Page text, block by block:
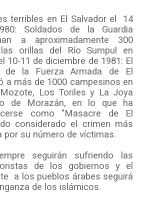
terribles en El Salvador el
14
Soldados de la Guardia
a aproximadamente 300
orillas del Río Sumpul en
10-11 de diciembre de 1981: El
de la Fuerza Armada de El
a más de 1000 campesinos en
Los Toriles y La Joya
de Morazán, en lo que ha
como "Masacre de El
considerado el crimen más
por su número de víctimas.
seguirán sufriendo las
de los gobiernos y el
a los pueblos árabes seguirá
de los islámicos.